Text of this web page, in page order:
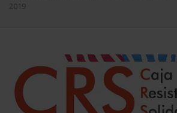
2019